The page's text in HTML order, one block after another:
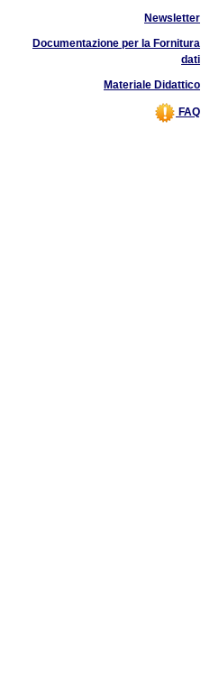
Newsletter
Documentazione per la Fornitura
dati
Materiale Didattico
FAQ